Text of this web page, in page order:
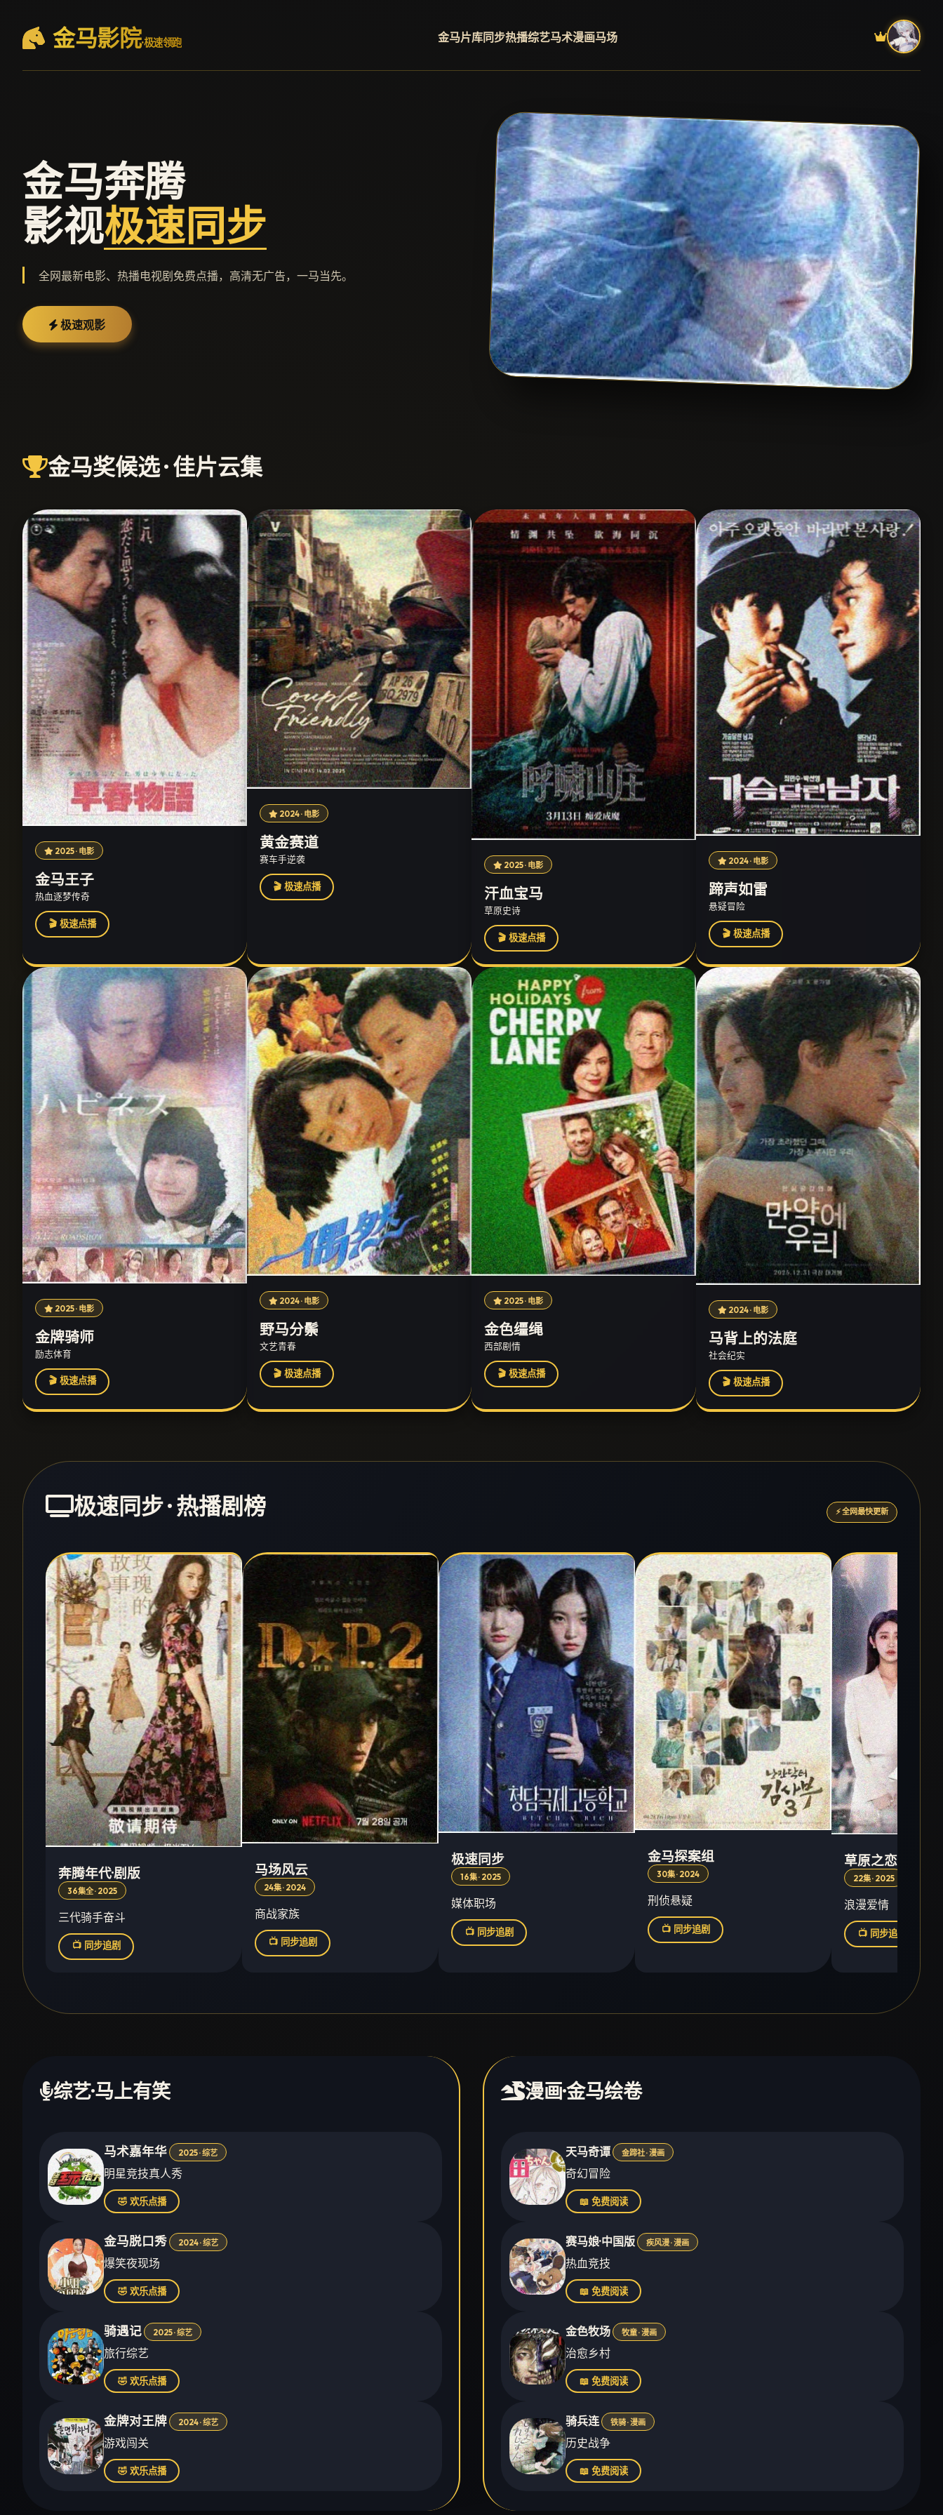
金马影院·极速领跑 金马片库同步热播综艺马术漫画马场
金马奔腾
影视极速同步
全网最新电影、热播电视剧免费点播，高清无广告，一马当先。
极速观影
金马奖候选 · 佳片云集
2025 · 电影
金马王子
热血逐梦传奇
🎬 极速点播
2024 · 电影
黄金赛道
赛车手逆袭
🎬 极速点播
2025 · 电影
汗血宝马
草原史诗
🎬 极速点播
2024 · 电影
蹄声如雷
悬疑冒险
🎬 极速点播
2025 · 电影
金牌骑师
励志体育
🎬 极速点播
2024 · 电影
野马分鬃
文艺青春
🎬 极速点播
2025 · 电影
金色缰绳
西部剧情
🎬 极速点播
2024 · 电影
马背上的法庭
社会纪实
🎬 极速点播
极速同步 · 热播剧榜 ⚡ 全网最快更新
奔腾年代·剧版
36集全 · 2025
三代骑手奋斗
📺 同步追剧
马场风云
24集 · 2024
商战家族
📺 同步追剧
极速同步
16集 · 2025
媒体职场
📺 同步追剧
金马探案组
30集 · 2024
刑侦悬疑
📺 同步追剧
草原之恋
22集 · 2025
浪漫爱情
📺 同步追剧
综艺·马上有笑
马术嘉年华 2025 · 综艺
明星竞技真人秀
🤣 欢乐点播
金马脱口秀 2024 · 综艺
爆笑夜现场
🤣 欢乐点播
骑遇记 2025 · 综艺
旅行综艺
🤣 欢乐点播
金牌对王牌 2024 · 综艺
游戏闯关
🤣 欢乐点播
漫画·金马绘卷
天马奇谭 金蹄社 · 漫画
奇幻冒险
📖 免费阅读
赛马娘·中国版 疾风漫 · 漫画
热血竞技
📖 免费阅读
金色牧场 牧童 · 漫画
治愈乡村
📖 免费阅读
骑兵连 铁骑 · 漫画
历史战争
📖 免费阅读